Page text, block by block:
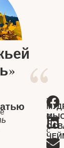
Т
е
с
н